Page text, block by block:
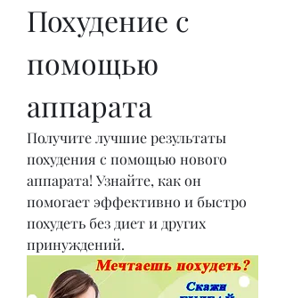
Похудение с
помощью
аппарата
Получите лучшие результаты
похудения с помощью нового
аппарата! Узнайте, как он
помогает эффективно и быстро
похудеть без диет и других
принуждений.